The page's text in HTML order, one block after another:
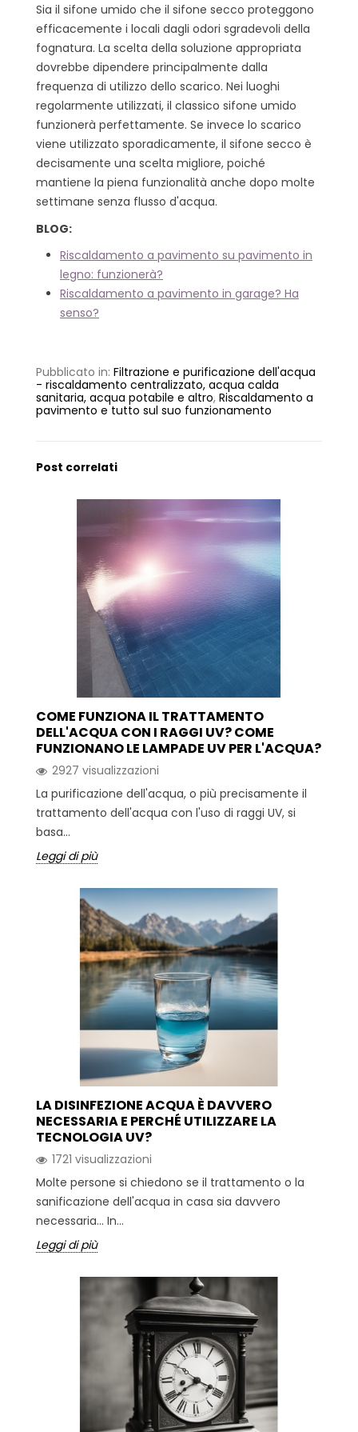
Sia il sifone umido che il sifone secco proteggono
efficacemente i locali dagli odori sgradevoli della
fognatura. La scelta della soluzione appropriata
dovrebbe dipendere principalmente dalla
frequenza di utilizzo dello scarico. Nei luoghi
regolarmente utilizzati, il classico sifone umido
funzionerà perfettamente. Se invece lo scarico
viene utilizzato sporadicamente, il sifone secco è
decisamente una scelta migliore, poiché
mantiene la piena funzionalità anche dopo molte
settimane senza flusso d'acqua.
BLOG:
Riscaldamento a pavimento su pavimento in
legno: funzionerà?
Riscaldamento a pavimento in garage? Ha
senso?
Pubblicato in: Filtrazione e purificazione dell'acqua
- riscaldamento centralizzato, acqua calda
sanitaria, acqua potabile e altro, Riscaldamento a
pavimento e tutto sul suo funzionamento
Post correlati
COME FUNZIONA IL TRATTAMENTO
DELL'ACQUA CON I RAGGI UV? COME
FUNZIONANO LE LAMPADE UV PER L'ACQUA?
2927 visualizzazioni
La purificazione dell'acqua, o più precisamente il
trattamento dell'acqua con l'uso di raggi UV, si
basa...
Leggi di più
LA DISINFEZIONE ACQUA È DAVVERO
NECESSARIA E PERCHÉ UTILIZZARE LA
TECNOLOGIA UV?
1721 visualizzazioni
Molte persone si chiedono se il trattamento o la
sanificazione dell'acqua in casa sia davvero
necessaria... In...
Leggi di più